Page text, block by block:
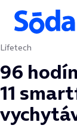
Preskočiť na obsah
Lifetech
96
11